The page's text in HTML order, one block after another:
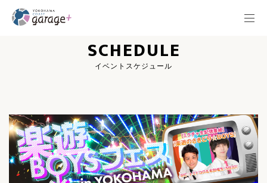
SCHEDULE
イベントスケジュール